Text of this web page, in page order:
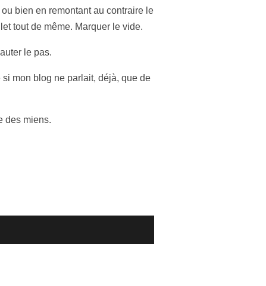
bien en remontant au contraire le
tout de même. Marquer le vide.
le pas.
mon blog ne parlait, déjà, que de
des miens.